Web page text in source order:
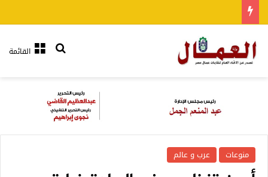
القائمةبحث عن
منوعات عرب و عالم